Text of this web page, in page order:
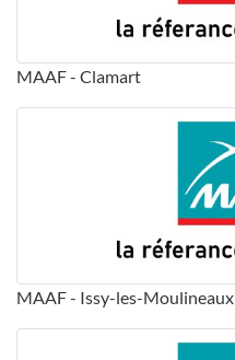
MAAF - Clamart
MAAF - Issy-les-Moulineaux